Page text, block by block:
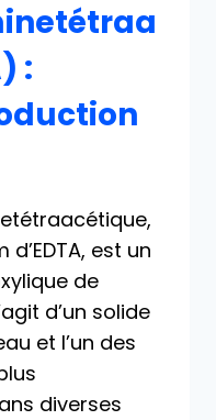
:
est un
de
d’un solide
et l’un des
diverses